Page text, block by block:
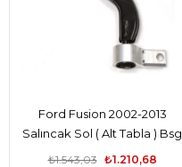
Ford Fusion 2002-2013
Salıncak Sol ( Alt Tabla ) Bsg
Marka 2S613051DA
₺1.210,68
₺1.543,03